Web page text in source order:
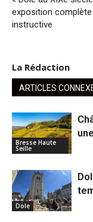
exposition
instructive
La Rédaction
ARTICLES
Bresse Haute
Seille
Dole